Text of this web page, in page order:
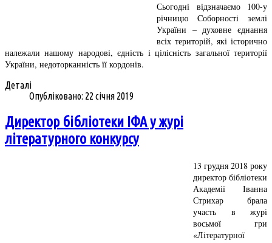
Сьогодні відзначаємо 100-у
річницю Cоборності землі
України – духовне єднання
всіх територій, які історично
належали нашому народові, єдність і цілісність загальної території
України, недоторканність її кордонів.
Деталі
Опубліковано: 22 січня 2019
Директор бібліотеки ІФА у журі
літературного конкурсу
13 грудня 2018 року
директор бібліотеки
Академії Іванна
Стрихар брала
участь в журі
восьмої гри
«Літературної